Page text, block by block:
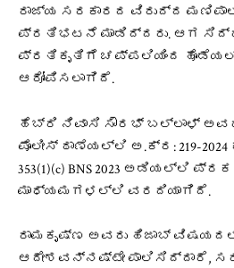
ರಾಜ್ಯ ಸರಕಾರದ ವಿರುದ್ದ
ಪ್ರತಿಭಟನೆ ಮಾಡಿದ್ದರು. ಆಗ
ಪ್ರತಿಕೃತಿಗೆ ಚಪ್ಪಲಿಯಿಂದ
ಆರೋಪಿಸಲಾಗಿದೆ.
ಹೆಬ್ರಿ ನಿವಾಸಿ ಸೌರಭ್ ಬಲ್ಲಾಳ್ ಅವರ
ಪೊಲೀಸ್ ಠಾಣೆಯಲ್ಲಿ ಅ.ಕ್ರ: 219-2024
353(1)(c) BNS 2023 ಅಡಿಯಲ್ಲಿ
ಮಾಧ್ಯಮಗಳಲ್ಲಿ ವರದಿಯಾಗಿದೆ.
ರಾಮಕೃಷ್ಣ ಅವರು ಹಿಜಾಬ್‌
ಆದೇಶವನ್ನಷ್ಟೇ ಪಾಲಿಸಿದ್ದಾರೆ,